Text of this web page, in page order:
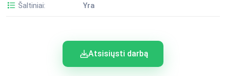
Šaltiniai: Yra
Atsisiųsti darbą